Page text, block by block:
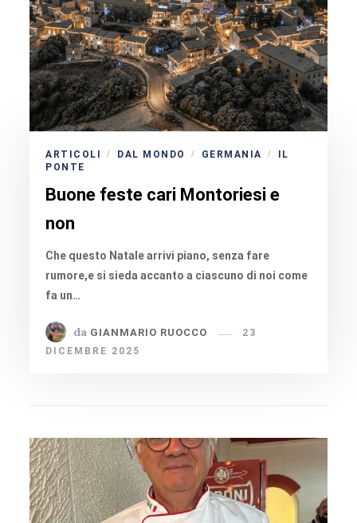
ARTICOLI / DAL MONDO / GERMANIA /
IL
PONTE
Buone feste cari Montoriesi e
non
Che questo Natale arrivi piano, senza fare
rumore,e si sieda accanto a ciascuno di noi come
fa un…
da GIANMARIO RUOCCO
23
DICEMBRE 2025